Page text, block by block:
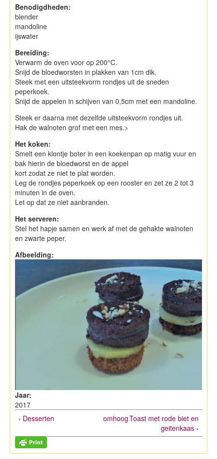
Benodigdheden:
blender
mandoline
ijswater
Bereiding:
Verwarm de oven voor op 200°C.
Snijd de bloedworsten in plakken van 1cm dik.
Steek met een uitsteekvorm rondjes uit de sneden
peperkoek.
Snijd de appelen in schijven van 0,5cm met een mandoline.
Steek er daarna met dezelfde uitsteekvorm rondjes uit.
Hak de walnoten grof met een mes.>
Het koken:
Smelt een klontje boter in een koekenpan op matig vuur en
bak hierin de bloedworst en de appel
kort zodat ze niet te plat worden.
Leg de rondjes peperkoek op een rooster en zet ze 2 tot 3
minuten in de oven.
Let op dat ze niet aanbranden.
Het serveren:
Stel het hapje samen en werk af met de gehakte walnoten
en zwarte peper.
Afbeelding:
Jaar:
2017
‹ Desserten
omhoogToast met rode biet en
geitenkaas ›